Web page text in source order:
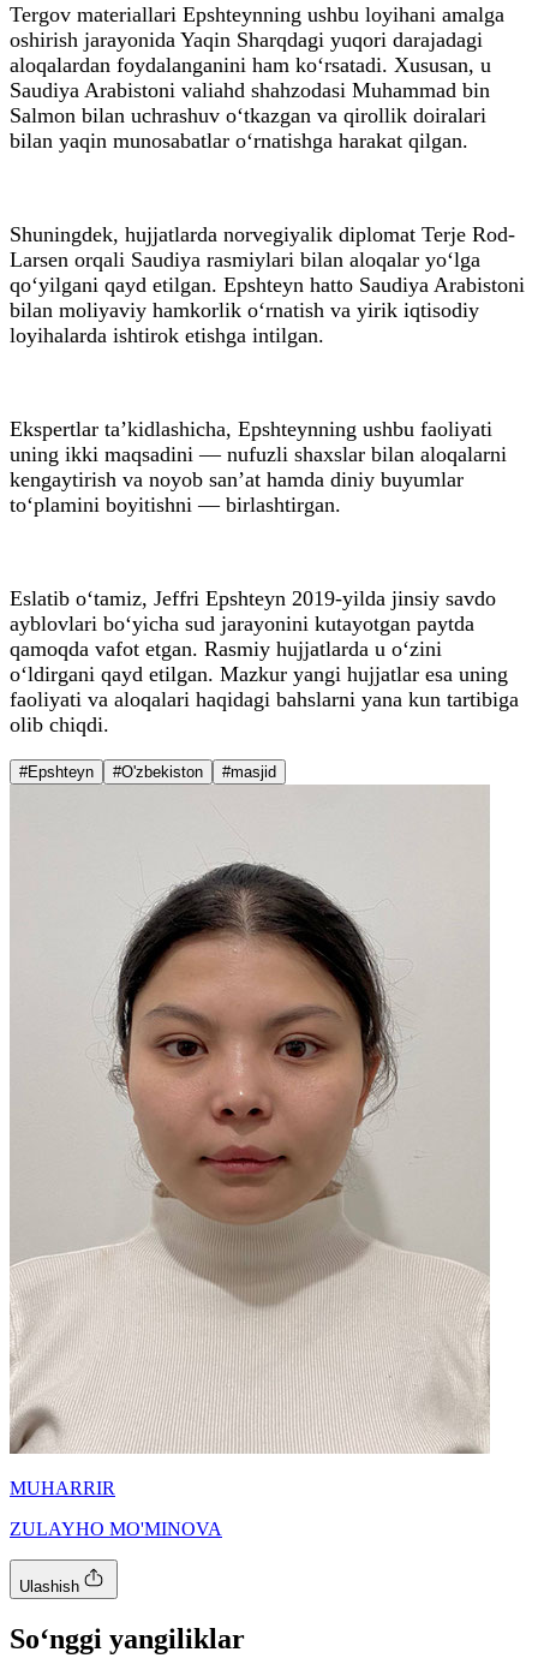
Tergov materiallari Epshteynning ushbu loyihani amalga
oshirish jarayonida Yaqin Sharqdagi yuqori darajadagi
aloqalardan foydalanganini ham ko‘rsatadi. Xususan, u
Saudiya Arabistoni valiahd shahzodasi Muhammad bin
Salmon bilan uchrashuv o‘tkazgan va qirollik doiralari
bilan yaqin munosabatlar o‘rnatishga harakat qilgan.
Shuningdek, hujjatlarda norvegiyalik diplomat Terje Rod-
Larsen orqali Saudiya rasmiylari bilan aloqalar yo‘lga
qo‘yilgani qayd etilgan. Epshteyn hatto Saudiya Arabistoni
bilan moliyaviy hamkorlik o‘rnatish va yirik iqtisodiy
loyihalarda ishtirok etishga intilgan.
Ekspertlar ta’kidlashicha, Epshteynning ushbu faoliyati
uning ikki maqsadini — nufuzli shaxslar bilan aloqalarni
kengaytirish va noyob san’at hamda diniy buyumlar
to‘plamini boyitishni — birlashtirgan.
Eslatib o‘tamiz, Jeffri Epshteyn 2019-yilda jinsiy savdo
ayblovlari bo‘yicha sud jarayonini kutayotgan paytda
qamoqda vafot etgan. Rasmiy hujjatlarda u o‘zini
o‘ldirgani qayd etilgan. Mazkur yangi hujjatlar esa uning
faoliyati va aloqalari haqidagi bahslarni yana kun tartibiga
olib chiqdi.
#Epshteyn #O'zbekiston #masjid
MUHARRIR
ZULAYHO MO'MINOVA
Ulashish
So‘nggi yangiliklar